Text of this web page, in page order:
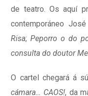
de teatro. Os aquí
contemporáneo
Risa;Peporro o do
consulta do doutor
O cartel chegará á
cámara… CAOS!, da